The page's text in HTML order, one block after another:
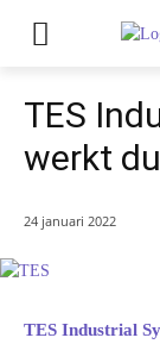
TES
werkt
24 januari 2022
TES Industrial